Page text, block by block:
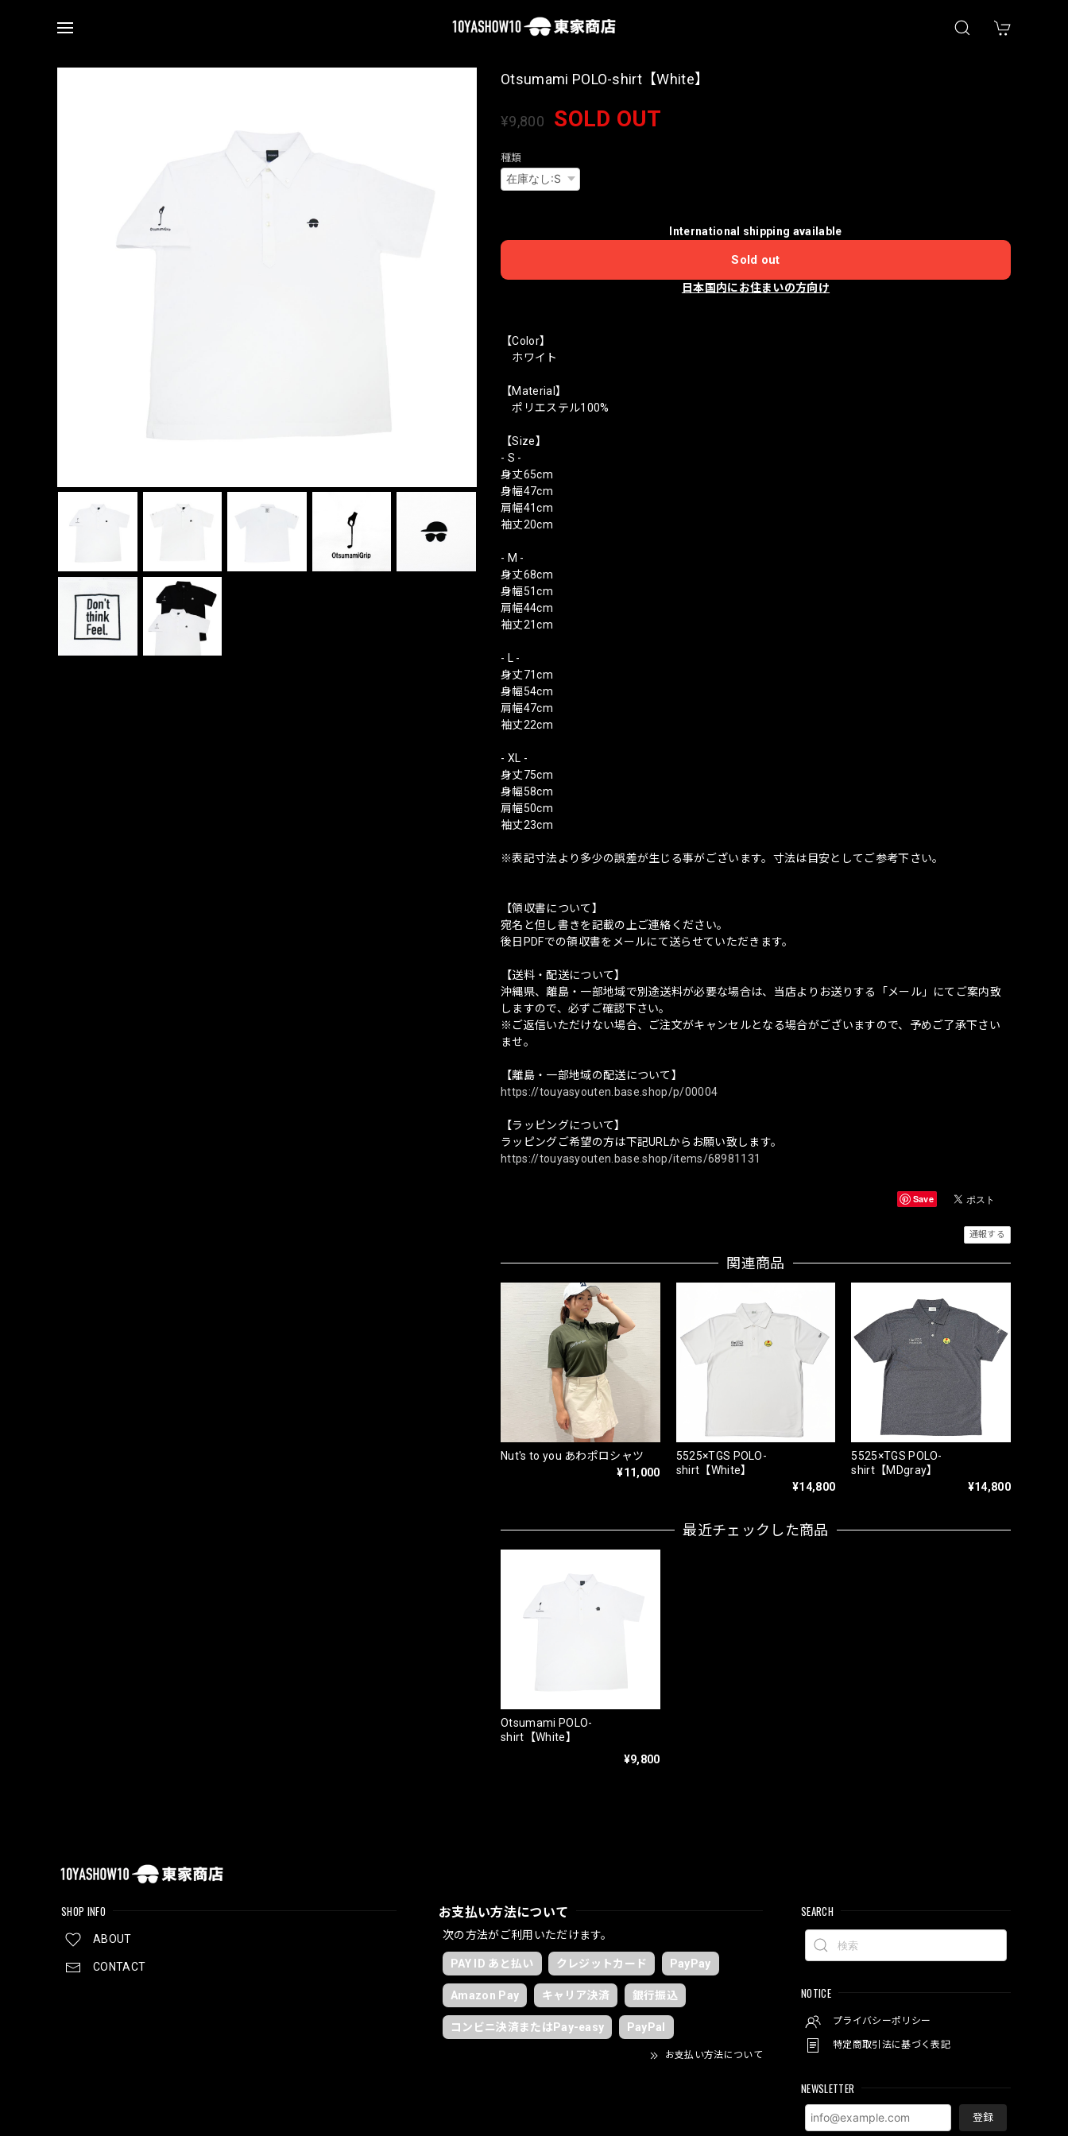
Otsumami POLO-shirt【White】
¥9,800 SOLD OUT
種類
International shipping available
Sold out
日本国内にお住まいの方向け
【Color】
ホワイト
【Material】
ポリエステル100%
【Size】
- S -
身丈65cm
身幅47cm
肩幅41cm
袖丈20cm
- M -
身丈68cm
身幅51cm
肩幅44cm
袖丈21cm
- L -
身丈71cm
身幅54cm
肩幅47cm
袖丈22cm
- XL -
身丈75cm
身幅58cm
肩幅50cm
袖丈23cm
※表記寸法より多少の誤差が生じる事がございます。寸法は目安としてご参考下さい。
【領収書について】
宛名と但し書きを記載の上ご連絡ください。
後日PDFでの領収書をメールにて送らせていただきます。
【送料・配送について】
沖縄県、離島・一部地域で別途送料が必要な場合は、当店よりお送りする「メール」にてご案内致
しますので、必ずご確認下さい。
※ご返信いただけない場合、ご注文がキャンセルとなる場合がございますので、予めご了承下さい
ませ。
【離島・一部地域の配送について】
https://touyasyouten.base.shop/p/00004
【ラッピングについて】
ラッピングご希望の方は下記URLからお願い致します。
https://touyasyouten.base.shop/items/68981131
Save
通報する
関連商品
Nut's to you あわポロシャツ
¥11,000
5525×TGS POLO-
shirt【White】
¥14,800
5525×TGS POLO-
shirt【MDgray】
¥14,800
最近チェックした商品
Otsumami POLO-
shirt【White】
¥9,800
SHOP INFO
ABOUT
CONTACT
お支払い方法について
次の方法がご利用いただけます。
PAY ID あと払い クレジットカード PayPay
Amazon Pay キャリア決済 銀行振込
コンビニ決済またはPay-easy PayPal
お支払い方法について
SEARCH
NOTICE
プライバシーポリシー
特定商取引法に基づく表記
NEWSLETTER
登録